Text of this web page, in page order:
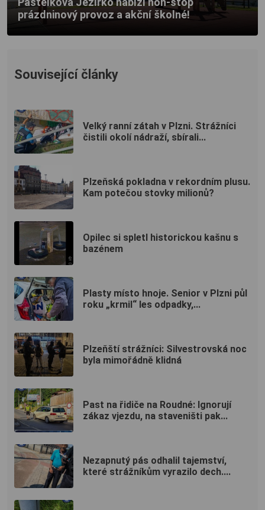
prázdninový provoz a akční školné!
Související články
Velký ranní zátah v Plzni. Strážníci
čistili okolí nádraží, sbírali...
Plzeňská pokladna v rekordním plusu.
Kam potečou stovky milionů?
Opilec si spletl historickou kašnu s
bazénem
Plasty místo hnoje. Senior v Plzni půl
roku „krmil“ les odpadky,...
Plzeňští strážníci: Silvestrovská noc
byla mimořádně klidná
Past na řidiče na Roudné: Ignorují
zákaz vjezdu, na staveništi pak...
Nezapnutý pás odhalil tajemství,
které strážníkům vyrazilo dech....